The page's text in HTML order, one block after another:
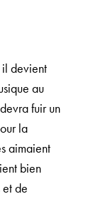
il devient
au
fuir un
la
aimaient
bien
et de